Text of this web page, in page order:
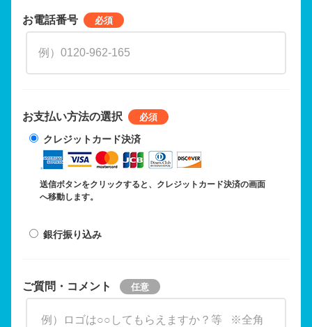
お電話番号
お支払い方法の選択
クレジットカード決済
送信ボタンをクリックすると、クレジットカード決済の画面
へ移動します。
銀行振り込み
ご質問・コメント